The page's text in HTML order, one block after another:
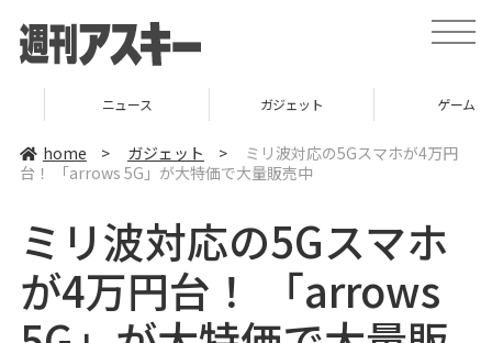
t
o
e
v
ニュース ガジェット
home > ガジェット >
ミリ波対応の5Gスマホが4万円
台！ 「arrows 5G」が大特価で大量販売中
ミリ波対応の5Gスマホ
が4万円台！ 「arrows